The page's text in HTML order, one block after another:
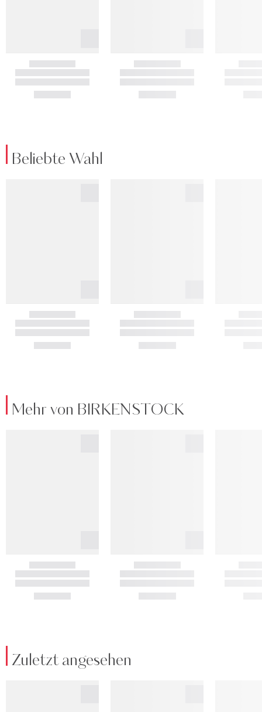
Beliebte Wahl
Mehr von BIRKENSTOCK
Zuletzt angesehen